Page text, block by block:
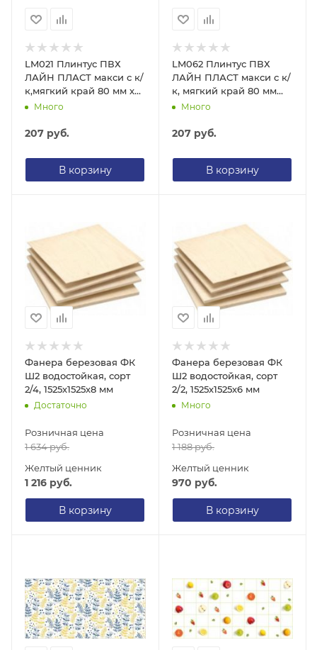
LM021 Плинтус ПВХ
ЛАЙН ПЛАСТ макси с к/
к,мягкий край 80 мм х
2,2 м Дуб жженый
Много
207 руб.
В корзину
LM062 Плинтус ПВХ
ЛАЙН ПЛАСТ макси с к/
к, мягкий край 80 мм
х2,2 м Мербау
Много
207 руб.
В корзину
Фанера березовая ФК
Ш2 водостойкая, сорт
2/4, 1525х1525х8 мм
Достаточно
Розничная цена
1 634руб.
Желтый ценник
1 216 руб.
В корзину
Фанера березовая ФК
Ш2 водостойкая, сорт
2/2, 1525х1525х6 мм
Много
Розничная цена
1 188руб.
Желтый ценник
970 руб.
В корзину